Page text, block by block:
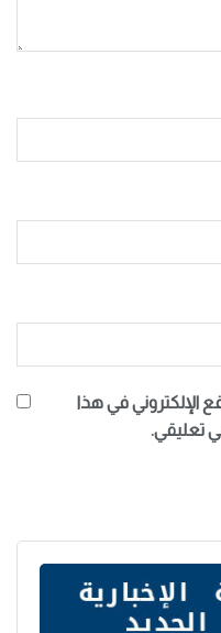
الإلكتروني في هذا
تعليقي.